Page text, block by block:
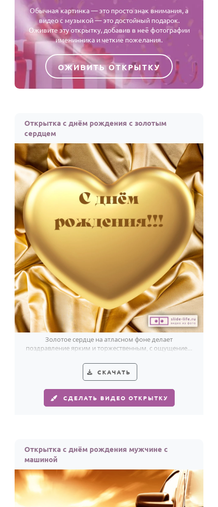
Обычная картинка — это просто знак внимания, а
видео с музыкой — это достойный подарок.
Оживите эту открытку, добавив в неё фотографии
именинника и четкие пожелания.
ОЖИВИТЬ ОТКРЫТКУ
Открытка с днём рождения с золотым
сердцем
Золотое сердце на атласном фоне делает
поздравление ярким и торжественным, с ощущением
СКАЧАТЬ
СДЕЛАТЬ ВИДЕО ОТКРЫТКУ
Открытка с днём рождения мужчине с
машиной